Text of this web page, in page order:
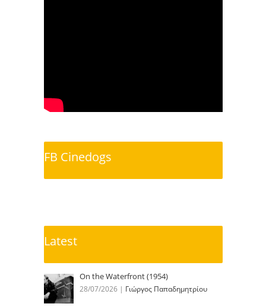
FB Cinedogs
Latest
On the Waterfront (1954)
28/07/2026 | Γιώργος Παπαδημητρίου